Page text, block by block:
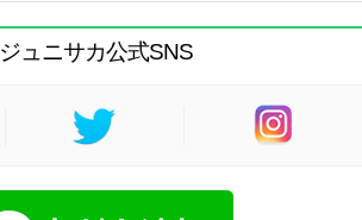
ジュニサカ公式SNS